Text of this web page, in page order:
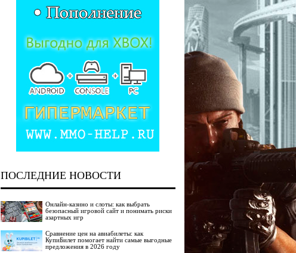
ПОСЛЕДНИЕ НОВОСТИ
Онлайн-казино и слоты: как выбрать
безопасный игровой сайт и понимать риски
азартных игр
Сравнение цен на авиабилеты: как
КупиБилет помогает найти самые выгодные
предложения в 2026 году